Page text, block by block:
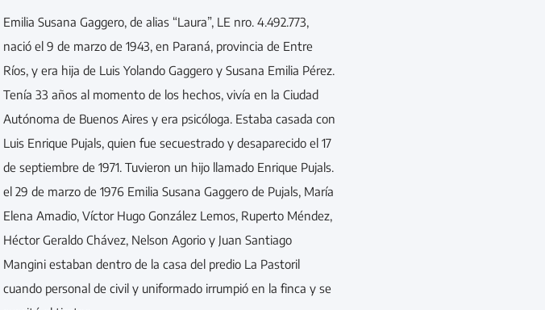
Emilia Susana Gaggero, de alias “Laura”, LE nro. 4.492.773,
nació el 9 de marzo de 1943, en Paraná, provincia de Entre
Ríos, y era hija de Luis Yolando Gaggero y Susana Emilia Pérez.
Tenía 33 años al momento de los hechos, vivía en la Ciudad
Autónoma de Buenos Aires y era psicóloga. Estaba casada con
Luis Enrique Pujals, quien fue secuestrado y desaparecido el 17
de septiembre de 1971. Tuvieron un hijo llamado Enrique Pujals.
el 29 de marzo de 1976 Emilia Susana Gaggero de Pujals, María
Elena Amadio, Víctor Hugo González Lemos, Ruperto Méndez,
Héctor Geraldo Chávez, Nelson Agorio y Juan Santiago
Mangini estaban dentro de la casa del predio La Pastoril
cuando personal de civil y uniformado irrumpió en la finca y se